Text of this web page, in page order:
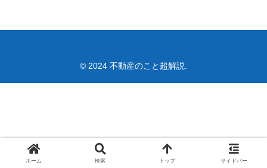
© 2024 不動産のこと超解説.
ホーム 検索 トップ サイドバー